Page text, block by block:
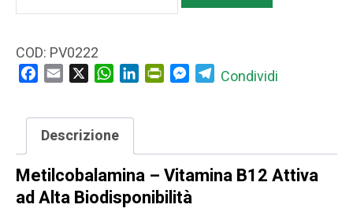
Attiva)
–
Sistema
Nervoso
quantità
COD: PV0222
Facebook
Email WhatsApp
LinkedInPrintFriendly
Messenger
Telegram
Condividi
Descrizione
Metilcobalamina – Vitamina B12 Attiva
ad Alta Biodisponibilità